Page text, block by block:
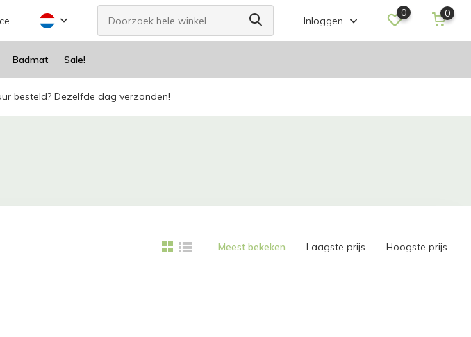
Inloggen
0 0
Badmat Sale!
besteld? Dezelfde dag verzonden!
Meest bekeken Laagste prijs Hoogste prijs